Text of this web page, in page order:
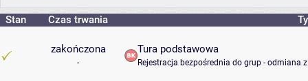
Stan Czas trwania
zakończona
-
Tura podstawowa
Rejestracja bezpośrednia do grup - odmiana